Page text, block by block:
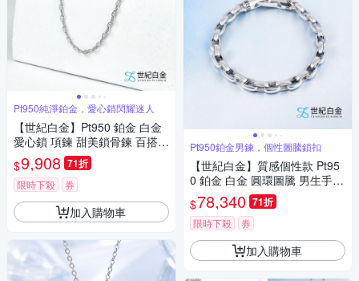
Pt950純淨鉑金，愛心鎖閃耀迷人
【世紀白金】Pt950 鉑金 白金
愛心鎖 項鍊 甜美鎖骨鍊 百搭單
品 禮物推薦
$9,908 71折
限時下殺 券
加入購物車
Pt950鉑金男鍊，個性圖騰鎖扣
【世紀白金】質感個性款 Pt95
0 鉑金 白金 圓環圖騰 男生手鍊
完美 禮物
$78,340 71折
限時下殺 券
加入購物車